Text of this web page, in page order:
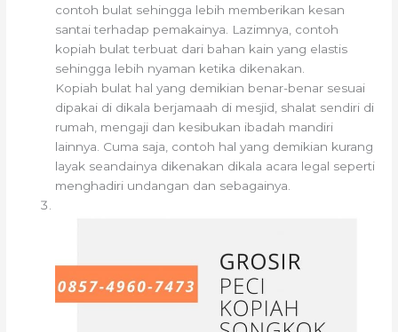
contoh bulat sehingga lebih memberikan kesan
santai terhadap pemakainya. Lazimnya, contoh
kopiah bulat terbuat dari bahan kain yang elastis
sehingga lebih nyaman ketika dikenakan.
Kopiah bulat hal yang demikian benar-benar sesuai
dipakai di dikala berjamaah di mesjid, shalat sendiri di
rumah, mengaji dan kesibukan ibadah mandiri
lainnya. Cuma saja, contoh hal yang demikian kurang
layak seandainya dikenakan dikala acara legal seperti
menghadiri undangan dan sebagainya.